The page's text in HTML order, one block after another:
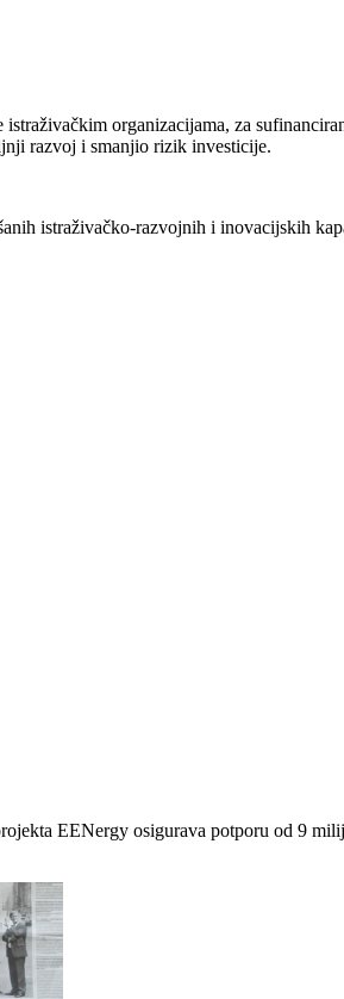
organizacijama, za
razvoj i smanjio rizik investicije.
istraživačko-razvojnih i inovacijskih
EENergy osigurava potporu od 9